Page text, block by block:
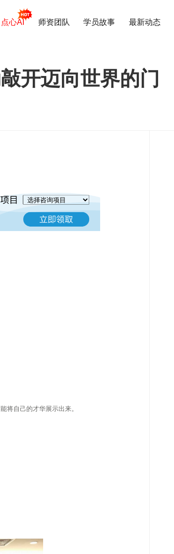
点心AI 师资团队 学员故事 最新动态
开迈向世界的门
将自己的才华展示出来。